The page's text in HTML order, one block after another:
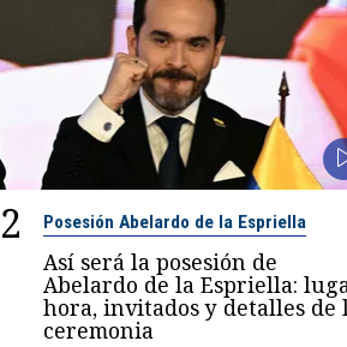
2 Posesión Abelardo de la Espriella
Así será la posesión de
Abelardo de la Espriella:
hora, invitados y detalles de
ceremonia